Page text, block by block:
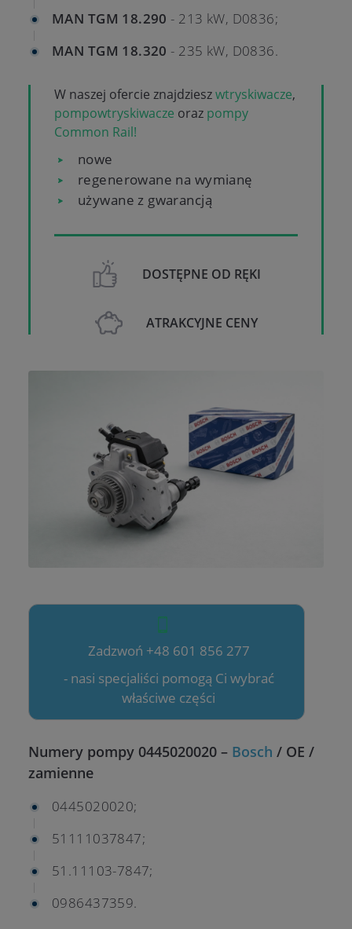
MAN TGM 18.290 - 213 kW, D0836;
MAN TGM 18.320 - 235 kW, D0836.
W naszej ofercie znajdzieszwtryskiwacze,
pompowtryskiwacze oraz pompy
Common Rail!
nowe
regenerowane na wymianę
używane z gwarancją
DOSTĘPNE OD RĘKI
ATRAKCYJNE CENY
Zadzwoń +48 601 856 277
- nasi specjaliści pomogą Ci wybrać
właściwe części
Numery pompy 0445020020 – Bosch / OE /
zamienne
0445020020;
51111037847;
51.11103-7847;
0986437359.